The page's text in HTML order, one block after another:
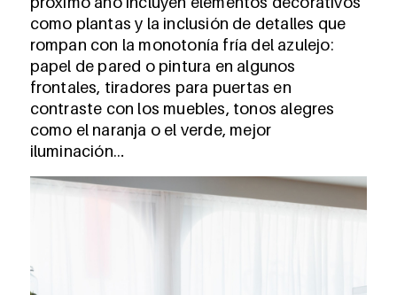
como plantas y la inclusión de detalles que
rompan con la monotonía fría del azulejo:
papel de pared o pintura en algunos
frontales, tiradores para puertas en
contraste con los muebles, tonos alegres
como el naranja o el verde, mejor
iluminación…